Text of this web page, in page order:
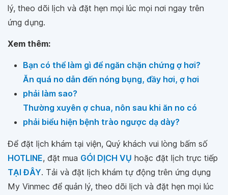
lý, theo dõi lịch và đặt hẹn mọi lúc mọi nơi ngay trên
ứng dụng.
Xem thêm:
Bạn có thể làm gì để ngăn chặn chứng ợ hơi?
Ăn quá no dẫn đến nóng bụng, đầy hơi, ợ hơi
phải làm sao?
Thường xuyên ợ chua, nôn sau khi ăn no có
phải biểu hiện bệnh trào ngược dạ dày?
Để đặt lịch khám tại viện, Quý khách vui lòng bấm số
HOTLINE, đặt mua GÓI DỊCH VỤ hoặc đặt lịch trực tiếp
TẠI ĐÂY. Tải và đặt lịch khám tự động trên ứng dụng
My Vinmec để quản lý, theo dõi lịch và đặt hẹn mọi lúc